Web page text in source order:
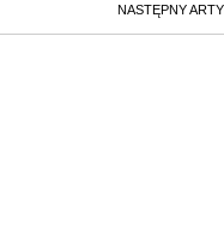
NASTĘPNY